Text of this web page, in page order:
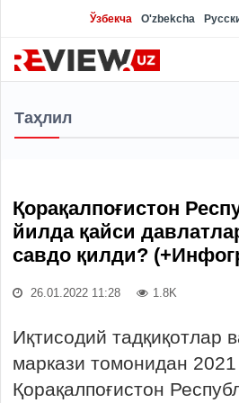
Ўзбекча O'zbekcha
Таҳлил
Қорақалпоғистон
йилда қайси
савдо қилди?
26.01.2022 11:28 1.8K
Иқтисодий тадқиқотлар
маркази томонидан
Қорақалпоғистон